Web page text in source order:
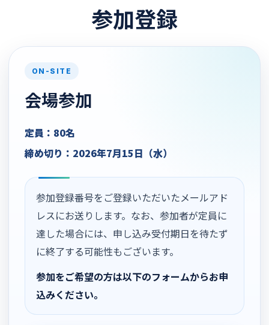
参加登録
ON-SITE
会場参加
定員：80名
締め切り：2026年7月15日（水）
参加登録番号をご登録いただいたメールアド
レスにお送りします。なお、参加者が定員に
達した場合には、申し込み受付期日を待たず
に終了する可能性もございます。
参加をご希望の方は以下のフォームからお申
込みください。